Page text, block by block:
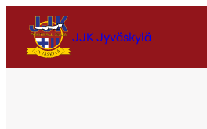
JJK Jyväskylä